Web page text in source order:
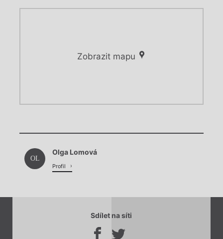
Zobrazit mapu
Načítá se.
Chviličku.
Načítá se.
OL
Olga Lomová
Profil
Sdílet na síti